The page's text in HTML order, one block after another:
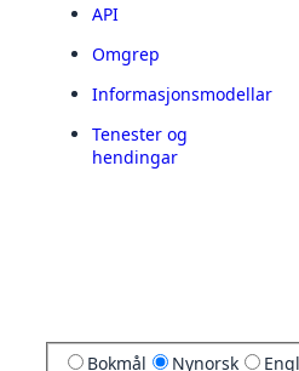
API
Omgrep
Informasjonsmodellar
Tenester og
hendingar
Bokmål Nynorsk